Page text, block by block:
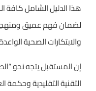
هذا الدليل الشامل كافة
لضمان فهم عميق
والابتكارات الصحية
إن المستقبل يتجه نحو
التقنية التقليدية وحكمة